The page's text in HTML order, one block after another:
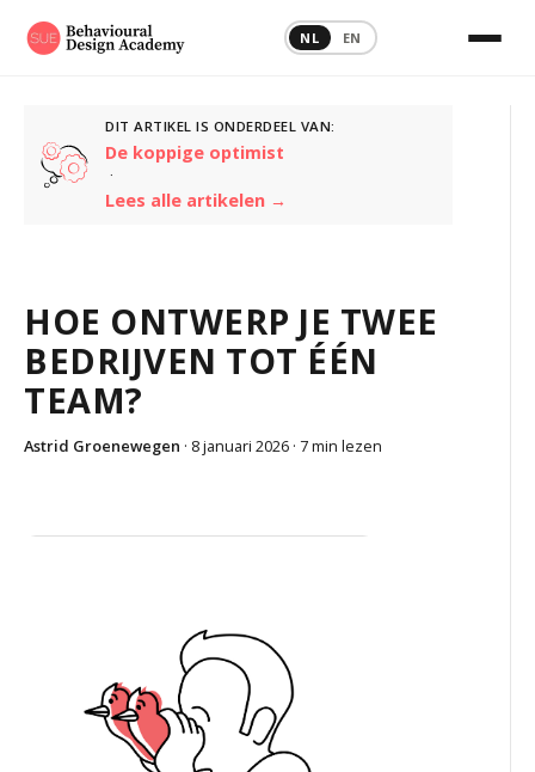
NL EN
DIT ARTIKEL IS ONDERDEEL VAN:
De koppige optimist
·
Lees alle artikelen →
HOE ONTWERP JE TWEE
BEDRIJVEN TOT ÉÉN
TEAM?
Astrid Groenewegen · 8 januari 2026 · 7 min lezen